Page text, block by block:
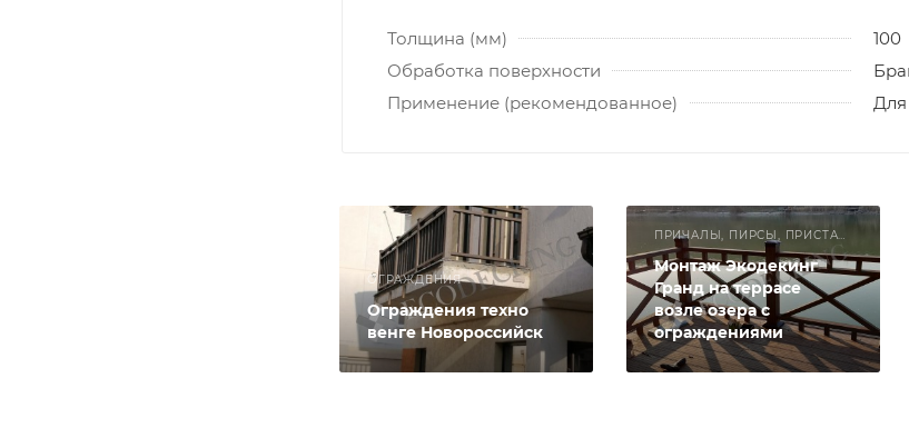
Толщина (мм)
100
Обработка поверхности
Применение (рекомендованное)
Для
ОГРАЖДЕНИЯ
Ограждения техно
венге Новороссийск
ПРИЧАЛЫ, ПИРСЫ, ПРИСТАНИ
Монтаж Экодекинг
Гранд на террасе
возле озера с
ограждениями